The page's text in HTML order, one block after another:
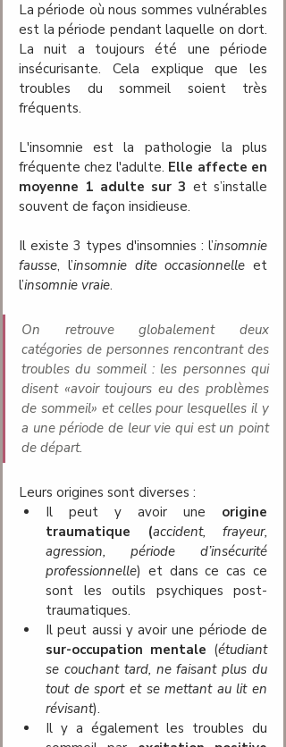
La période où nous sommes vulnérables
est la période pendant laquelle on dort.
La nuit a toujours été une période
insécurisante. Cela explique que les
troubles du sommeil soient très
fréquents.
L'insomnie est la pathologie la plus
fréquente chez l'adulte. Elle affecte en
moyenne 1 adulte sur 3 et s’installe
souvent de façon insidieuse.
Il existe 3 types d'insomnies : l’insomnie
fausse, l’insomnie dite occasionnelle et
l’insomnie vraie.
On retrouve globalement deux
catégories de personnes rencontrant des
troubles du sommeil : les personnes qui
disent «avoir toujours eu des problèmes
de sommeil» et celles pour lesquelles il y
a une période de leur vie qui est un point
de départ.
Leurs origines sont diverses :
Il peut y avoir une origine
traumatique
(accident, frayeur,
agression, période d’insécurité
professionnelle) et dans ce cas ce
sont les outils psychiques post-
traumatiques.
sur-occupation mentale (étudiant
se couchant tard, ne faisant plus du
tout de sport et se mettant au lit en
révisant).
Il y a également les troubles du